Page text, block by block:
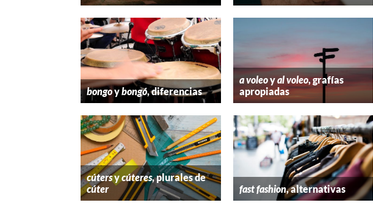
bongoybongó, diferencias
a voleoyal voleo, grafías
apropiadas
cútersycúteres, plurales de
cúter
fast fashion, alternativas